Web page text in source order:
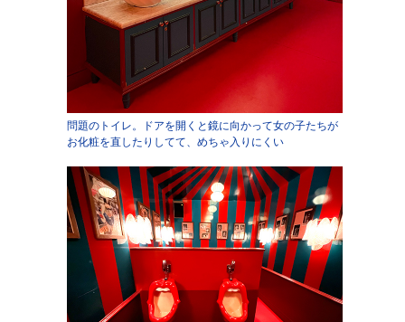
問題のトイレ。ドアを開くと鏡に向かって女の子たちが
お化粧を直したりしてて、めちゃ入りにくい